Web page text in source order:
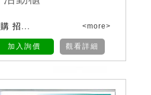
招... <more>
觀看詳細
加入詢價